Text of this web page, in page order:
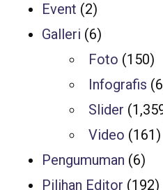
Event (2)
Galleri (6)
Foto (150)
Infografis
Slider
Video (161)
Pengumuman (6)
Pilihan Editor (192)